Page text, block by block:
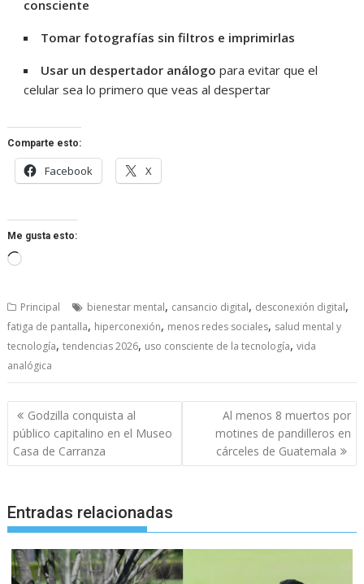
consciente
Tomar fotografías sin filtros e imprimirlas
Usar un despertador análogo para evitar que el
celular sea lo primero que veas al despertar
Comparte esto:
Facebook X
Me gusta esto:
Cargando...
Principal bienestar mental, cansancio digital, desconexión digital,
fatiga de pantalla, hiperconexión, menos redes sociales, salud mental y
tecnología,tendencias 2026, uso consciente de la tecnología,vida
analógica
Navegación
de
entradas
Godzilla conquista al
público capitalino en el Museo
Casa de Carranza
Al menos 8 muertos por
motines de pandilleros en
cárceles de Guatemala
Entradas relacionadas